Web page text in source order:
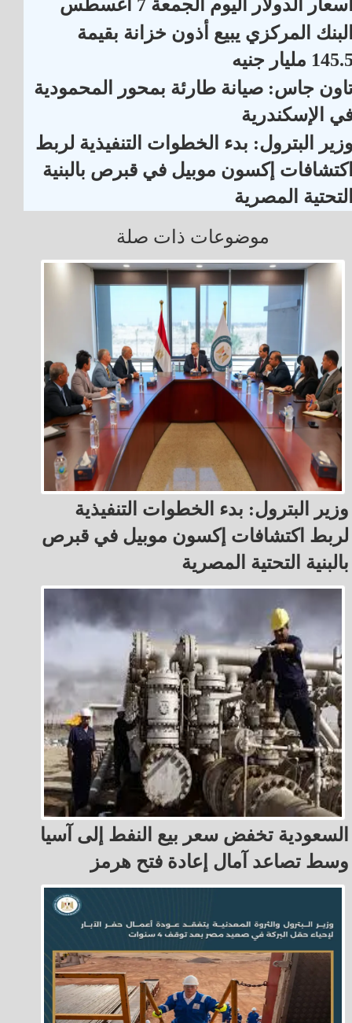
الدولار اليوم الجمعة 7 أغسطس
المركزي يبيع أذون خزانة بقيمة
مليار جنيه
جاس: صيانة طارئة بمحور المحمودية
الإسكندرية
البترول: بدء الخطوات التنفيذية لربط
إكسون موبيل في قبرص بالبنية
المصرية
موضوعات ذات صلة
وزير البترول: بدء الخطوات التنفيذية
لربط اكتشافات إكسون موبيل في قبرص
بالبنية التحتية المصرية
السعودية تخفض سعر بيع النفط إلى آسيا
وسط تصاعد آمال إعادة فتح هرمز